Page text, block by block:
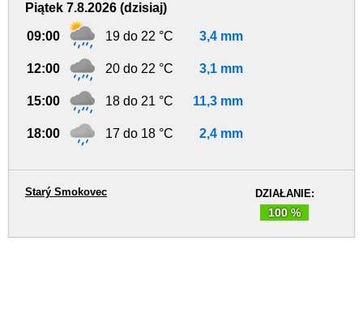
Piątek 7.8.2026 (dzisiaj)
09:00 19 do 22 °C 3,4 mm
12:00 20 do 22 °C 3,1 mm
15:00 18 do 21 °C 11,3 mm
18:00 17 do 18 °C 2,4 mm
DZIAŁANIE:
100 %
Starý Smokovec